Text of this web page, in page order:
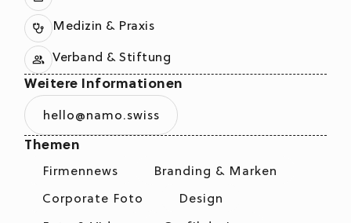
Medizin & Praxis
Verband & Stiftung
Weitere Informationen
hello@namo.swiss
Themen
Firmennews
Branding & Marken
Corporate Foto
Design